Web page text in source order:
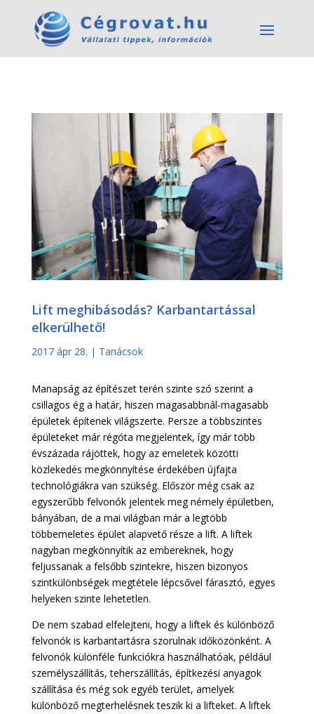
Lift meghibásodás? Karbantartással
elkerülhető!
2017 ápr 28. | Tanácsok
Manapság az építészet terén szinte szó szerint a
csillagos ég a határ, hiszen magasabbnál-magasabb
épületek építenek világszerte. Persze a többszintes
épületeket már régóta megjelentek, így már több
évszázada rájöttek, hogy az emeletek közötti
közlekedés megkönnyítése érdekében újfajta
technológiákra van szükség. Először még csak az
egyszerűbb felvonók jelentek meg némely épületben,
bányában, de a mai világban már a legtöbb
többemeletes épület alapvető része a lift. A liftek
nagyban megkönnyítik az embereknek, hogy
feljussanak a felsőbb szintekre, hiszen bizonyos
szintkülönbségek megtétele lépcsővel fárasztó, egyes
helyeken szinte lehetetlen.
De nem szabad elfelejteni, hogy a liftek és különböző
felvonók is karbantartásra szorulnak időközönként. A
felvonók különféle funkciókra használhatóak, például
személyszállítás, teherszállítás, építkezési anyagok
szállítása és még sok egyéb terület, amelyek
különböző megterhelésnek teszik ki a lifteket. A liftek